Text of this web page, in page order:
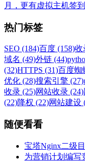
月，更有虚拟主机签
热门标签
SEO (184)百度 (158)收
域名 (49)外链 (44)
(32)HTTPS (31)百度蜘
优化 (28)搜索引擎 (27)
收录 (25)网站收录 (24)
(22)降权 (22)网站建设
随便看看
宝塔Nginx二级
为营销计划编写